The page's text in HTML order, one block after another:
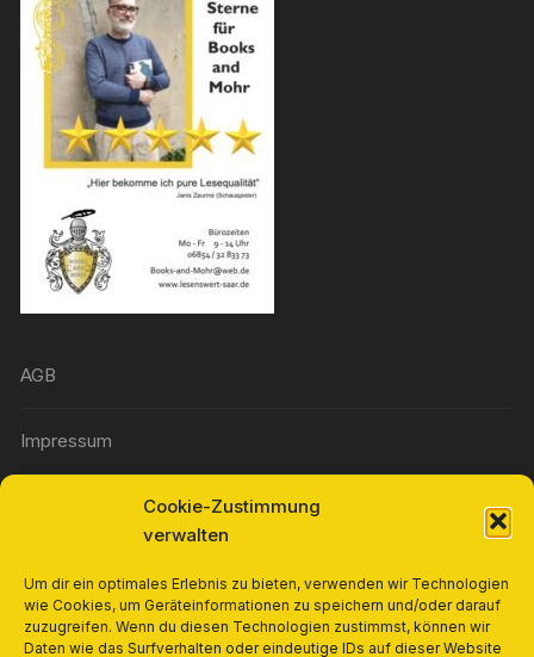
Cookie-Zustimmung
verwalten
Um dir ein optimales Erlebnis zu bieten, verwenden wir Technologien
wie Cookies, um Geräteinformationen zu speichern und/oder darauf
zuzugreifen. Wenn du diesen Technologien zustimmst, können wir
Daten wie das Surfverhalten oder eindeutige IDs auf dieser Website
AGB
Impressum
Widerrufsbelehrung
Cookie-Richtlinie (EU)